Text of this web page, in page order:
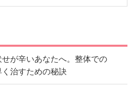
が辛いあなたへ。整体での
治すための秘訣